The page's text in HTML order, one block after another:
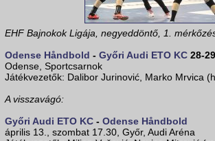
EHF Bajnokok Ligája, negyeddöntő, 1.
Odense Håndbold - Győri Audi ETO KC 28-
Odense, Sportcsarnok
Játékvezetők: Dalibor Jurinović, Marko Mrvica
A visszavágó:
Győri Audi ETO KC - Odense Håndbold
április 13., szombat 17.30, Győr, Audi Aréna